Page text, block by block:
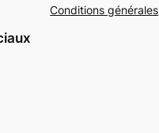
Conditions générales